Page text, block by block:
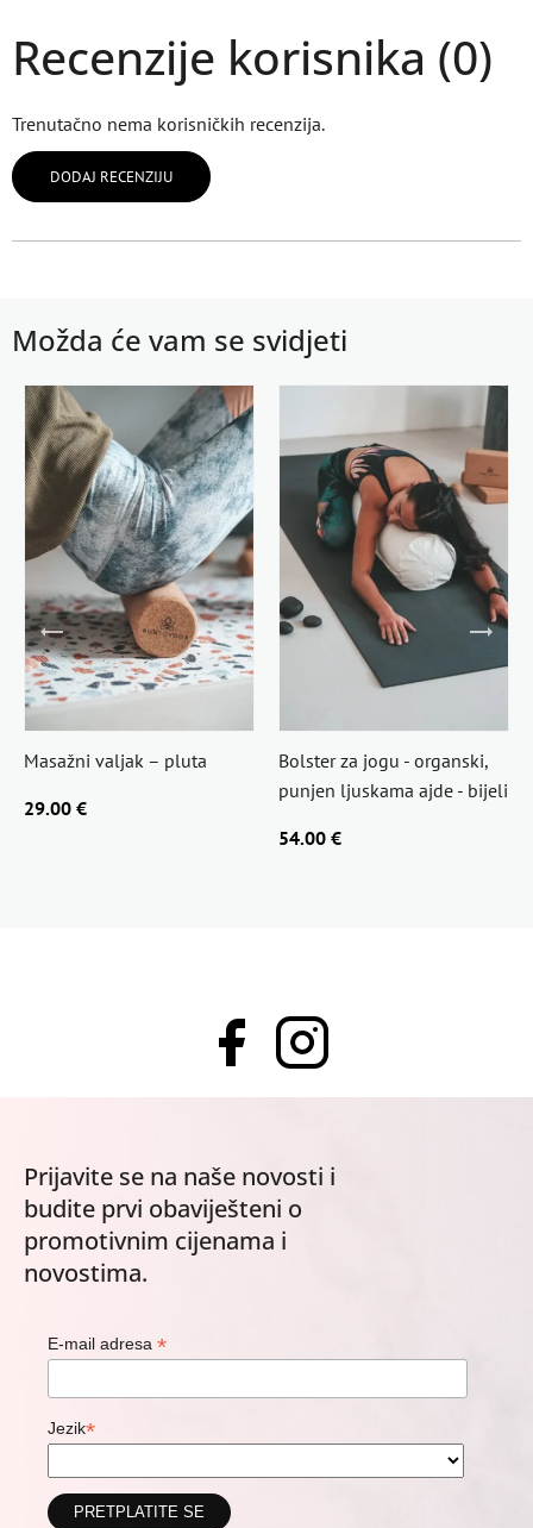
Recenzije korisnika (0)
Trenutačno nema korisničkih recenzija.
DODAJ RECENZIJU
Možda će vam se svidjeti
Masažni valjak – pluta
29.00 €
Bolster za jogu - organski,
punjen ljuskama ajde - bijeli
54.00 €
Prijavite se na naše novosti i
budite prvi obaviješteni o
promotivnim cijenama i
novostima.
E-mail adresa *
Jezik*